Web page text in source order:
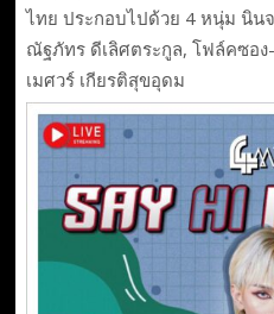
ไทย ประกอบไปด้วย 4 หนุ่ม นิน
ณัฐภัทร ดีเลิศตระกูล, โฟล์คซอ
เมศวร์ เกียรติสุขอุดม